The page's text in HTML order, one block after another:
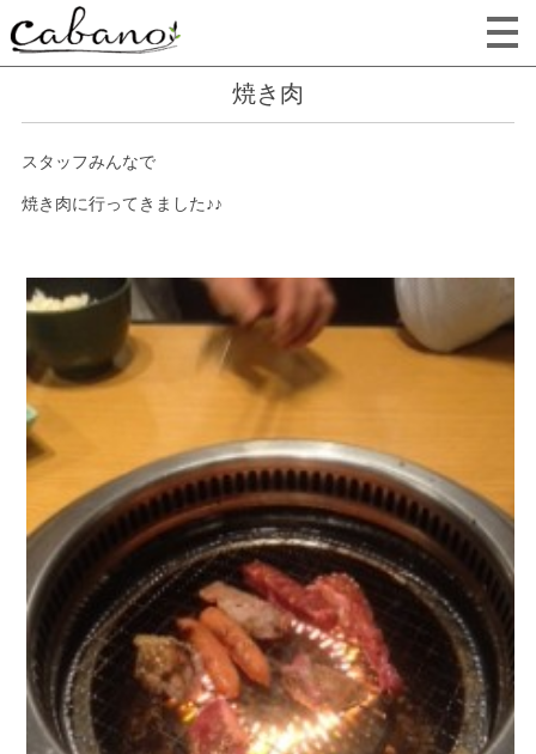
焼き肉
スタッフみんなで
焼き肉に行ってきました♪♪